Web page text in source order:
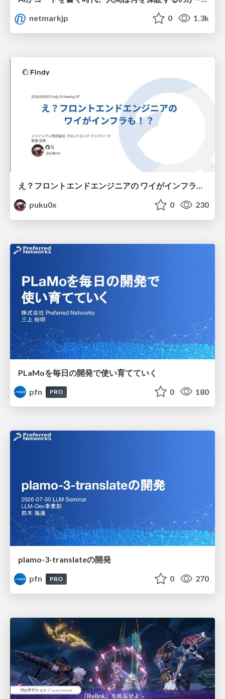
netmarkjp
0 1.3k
え？フロントエンドエンジニアの ワイがインフラも！？
puku0x
0 230
PLaMoを毎日の開発で使い育てていく
pfn
PRO 0 180
plamo-3-translateの開発
pfn
PRO 0 270